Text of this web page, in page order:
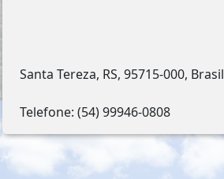
Santa Tereza, RS, 95715-000, Brasil
Telefone: (54) 99946-0808